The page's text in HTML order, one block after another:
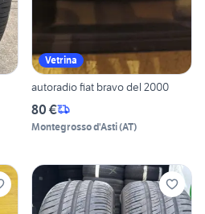
Vetrina
autoradio fiat bravo del 2000
80 €
Montegrosso d'Asti(AT)